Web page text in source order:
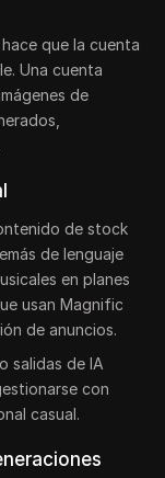
que la cuenta
Una cuenta
de
de stock
de lenguaje
en planes
usan Magnific
de anuncios.
salidas de IA
con
casual.